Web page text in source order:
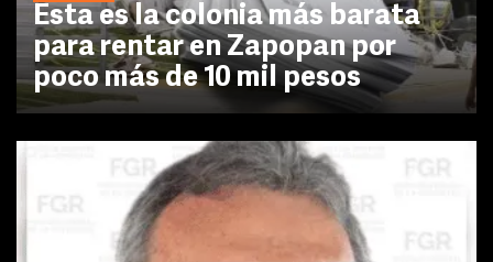
Esta es la colonia más barata
para rentar en Zapopan por
poco más de 10 mil pesos